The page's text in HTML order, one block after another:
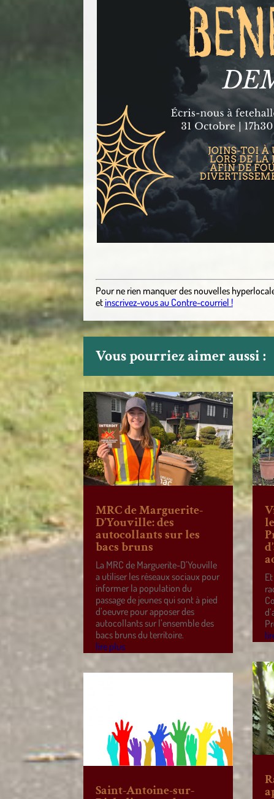
Pour ne rien manquer des nouvelles
etinscrivez-vous au Contre-courriel !
Vous pourriez aimer aussi :
MRC de Marguerite-
D’Youville: des
autocollants sur les
bacs bruns
La MRC de Marguerite-D’Youville
a utiliser les réseaux sociaux pour
informer la population du
passage de jeunes qui sont à pied
d’oeuvre pour apposer des
autocollants sur l’ensemble des
bacs bruns du territoire.
lire plus
Saint-Antoine-sur-